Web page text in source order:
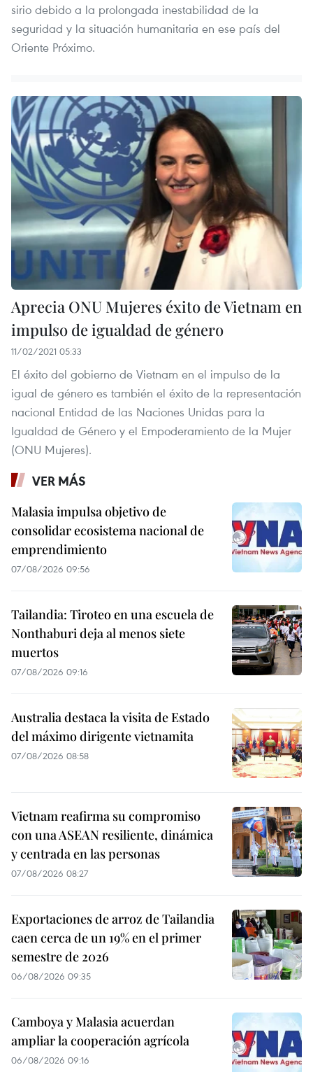
sirio debido a la prolongada inestabilidad de la
seguridad y la situación humanitaria en ese país del
Oriente Próximo.
Aprecia ONU Mujeres éxito de Vietnam en
impulso de igualdad de género
11/02/2021 05:33
El éxito del gobierno de Vietnam en el impulso de la
igual de género es también el éxito de la representación
nacional Entidad de las Naciones Unidas para la
Igualdad de Género y el Empoderamiento de la Mujer
(ONU Mujeres).
VER MÁS
Malasia impulsa objetivo de
consolidar ecosistema nacional de
emprendimiento
07/08/2026 09:56
Tailandia: Tiroteo en una escuela de
Nonthaburi deja al menos siete
muertos
07/08/2026 09:16
Australia destaca la visita de Estado
del máximo dirigente vietnamita
07/08/2026 08:58
Vietnam reafirma su compromiso
con una ASEAN resiliente, dinámica
y centrada en las personas
07/08/2026 08:27
Exportaciones de arroz de Tailandia
caen cerca de un 19% en el primer
semestre de 2026
06/08/2026 09:35
Camboya y Malasia acuerdan
ampliar la cooperación agrícola
06/08/2026 09:16